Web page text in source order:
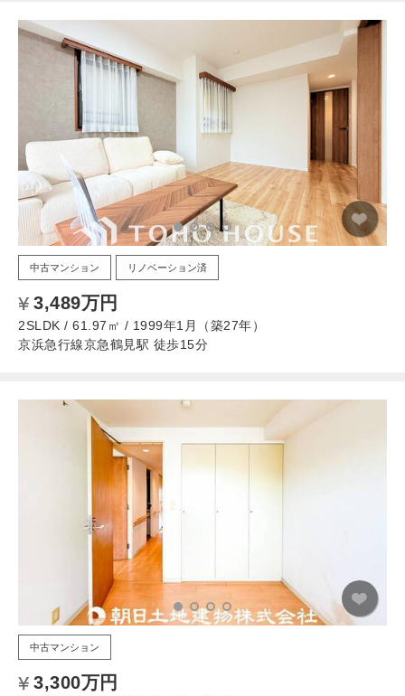
中古マンション リノベーション済
3,489万円
2SLDK / 61.97㎡ / 1999年1月（築27年）
京浜急行線京急鶴見駅 徒歩15分
中古マンション
3,300万円